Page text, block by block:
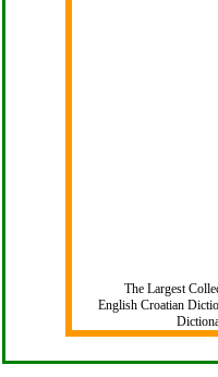
The Largest
English Croatian